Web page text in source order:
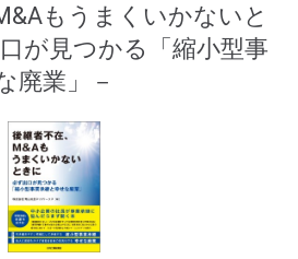
もうまくいかないと
が見つかる「縮小型事
廃業」－